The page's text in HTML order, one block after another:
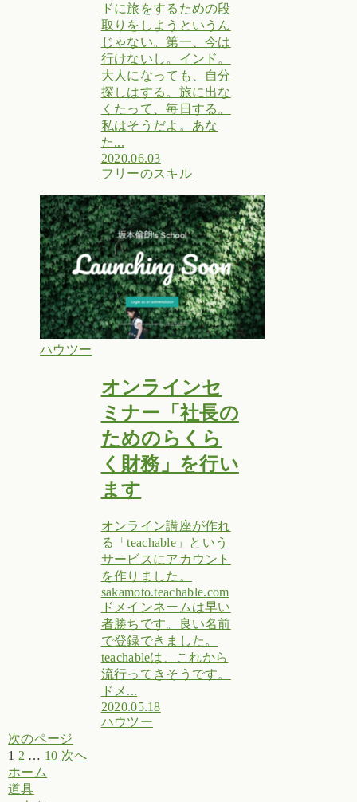
ドに旅をするための段
取りをしようというん
じゃない。第一、今は
行けないし。インド。
大人になっても、自分
探しはする。旅に出な
くたって、毎日する。
私はそうだよ。あな
た...
2020.06.03
フリーのスキル
ハウツー
オンラインセ
ミナー「社長の
ためのらくら
く財務」を行い
ます
オンライン講座が作れ
る「teachable」という
サービスにアカウント
を作りました。
sakamoto.teachable.com
ドメインネームは早い
者勝ちです。良い名前
で登録できました。
teachableは、これから
流行ってきそうです。
ドメ...
2020.05.18
ハウツー
次のページ
1 2 … 10 次へ
ホーム
道具